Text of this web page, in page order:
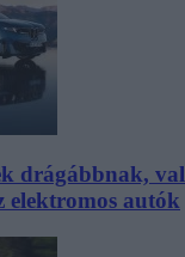
drágábbnak,
elektromos autók